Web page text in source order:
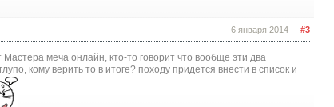
#3
6 января 2014
Мастера меча онлайн, кто-то говорит что вообще эти два
кому верить то в итоге? походу придется внести в список и